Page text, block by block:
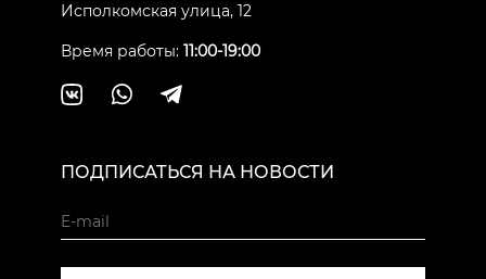
Исполкомская улица, 12
Время работы: 11:00-19:00
ПОДПИСАТЬСЯ НА НОВОСТИ